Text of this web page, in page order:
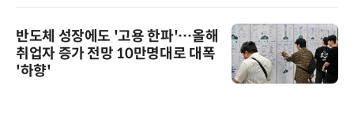
반도체 성장에도 '고용 한파'…올해
취업자 증가 전망 10만명대로 대폭
'하향'